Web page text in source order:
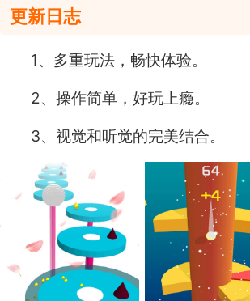
更新日志
1、多重玩法，畅快体验。
2、操作简单，好玩上瘾。
3、视觉和听觉的完美结合。